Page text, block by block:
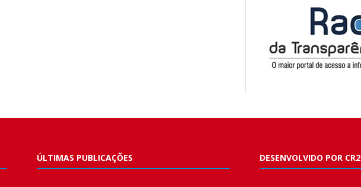
ÚLTIMAS PUBLICAÇÕES DESENVOLVIDO POR CR2